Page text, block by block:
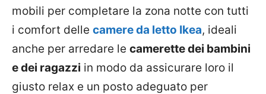
mobili per completare la zona notte con tutti
i comfort delle camere da letto Ikea, ideali
anche per arredare le camerette dei bambini
e dei ragazzi in modo da assicurare loro il
giusto relax e un posto adeguato per